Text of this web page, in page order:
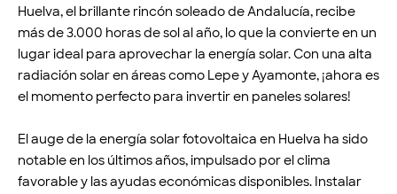
Huelva, el brillante rincón soleado de Andalucía, recibe
más de 3.000 horas de sol al año, lo que la convierte en un
lugar ideal para aprovechar la energía solar. Con una alta
radiación solar en áreas como Lepe y Ayamonte, ¡ahora es
el momento perfecto para invertir en paneles solares!
El auge de la energía solar fotovoltaica en Huelva ha sido
notable en los últimos años, impulsado por el clima
favorable y las ayudas económicas disponibles. Instalar